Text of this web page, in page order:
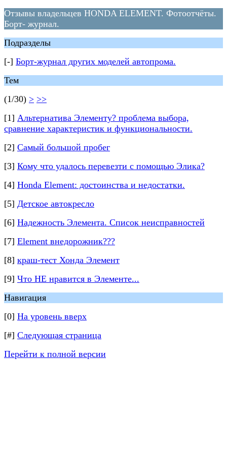
Отзывы владельцев HONDA ELEMENT. Фотоотчёты.
Борт- журнал.
Подразделы
[-] Борт-журнал других моделей автопрома.
Тем
(1/30) > >>
[1] Альтернатива Элементу? проблема выбора,
сравнение характеристик и функциональности.
[2] Самый большой пробег
[3] Кому что удалось перевезти с помощью Элика?
[4] Honda Element: достоинства и недостатки.
[5] Детское автокресло
[6] Надежность Элемента. Список неисправностей
[7] Element внедорожник???
[8] краш-тест Хонда Элемент
[9] Что НЕ нравится в Элементе...
Навигация
[0] На уровень вверх
[#] Следующая страница
Перейти к полной версии